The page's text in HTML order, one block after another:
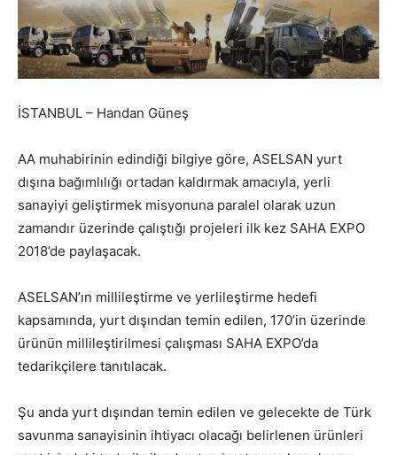
İSTANBUL – Handan Güneş
AA muhabirinin edindiği bilgiye göre, ASELSAN yurt
dışına bağımlılığı ortadan kaldırmak amacıyla, yerli
sanayiyi geliştirmek misyonuna paralel olarak uzun
zamandır üzerinde çalıştığı projeleri ilk kez SAHA EXPO
2018’de paylaşacak.
ASELSAN’ın millileştirme ve yerlileştirme hedefi
kapsamında, yurt dışından temin edilen, 170’in üzerinde
ürünün millileştirilmesi çalışması SAHA EXPO’da
tedarikçilere tanıtılacak.
Şu anda yurt dışından temin edilen ve gelecekte de Türk
savunma sanayisinin ihtiyacı olacağı belirlenen ürünleri